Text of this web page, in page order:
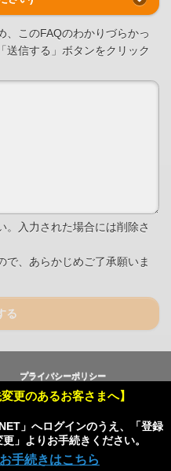
更のあるお客さまへ】
」へログインのうえ、「登録
」よりお手続きください。
、このFAQのわかりづらかっ
送信する」ボタンをクリック
入力された場合には削除さ
で、あらかじめご了承願いま
る
プライバシーポリシー
Powered by